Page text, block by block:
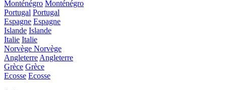
Monténégro Monténégro
Portugal Portugal
Espagne Espagne
Islande Islande
Italie Italie
Norvège Norvège
Angleterre Angleterre
Grèce Grèce
Ecosse Ecosse